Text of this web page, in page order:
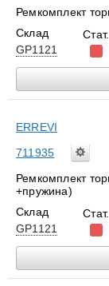
Ремкомплект
Склад
GP1121
Стат.
ERREVI
711935
Ремкомплект
+пружина)
Склад
GP1121
Стат.